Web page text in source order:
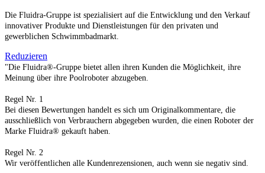
Die Fluidra-Gruppe ist spezialisiert auf die Entwicklung und den Verkauf
innovativer Produkte und Dienstleistungen für den privaten und
gewerblichen Schwimmbadmarkt.
Reduzieren
"Die Fluidra®-Gruppe bietet allen ihren Kunden die Möglichkeit, ihre
Meinung über ihre Poolroboter abzugeben.
Regel Nr. 1
Bei diesen Bewertungen handelt es sich um Originalkommentare, die
ausschließlich von Verbrauchern abgegeben wurden, die einen Roboter der
Marke Fluidra® gekauft haben.
Regel Nr. 2
Wir veröffentlichen alle Kundenrezensionen, auch wenn sie negativ sind.